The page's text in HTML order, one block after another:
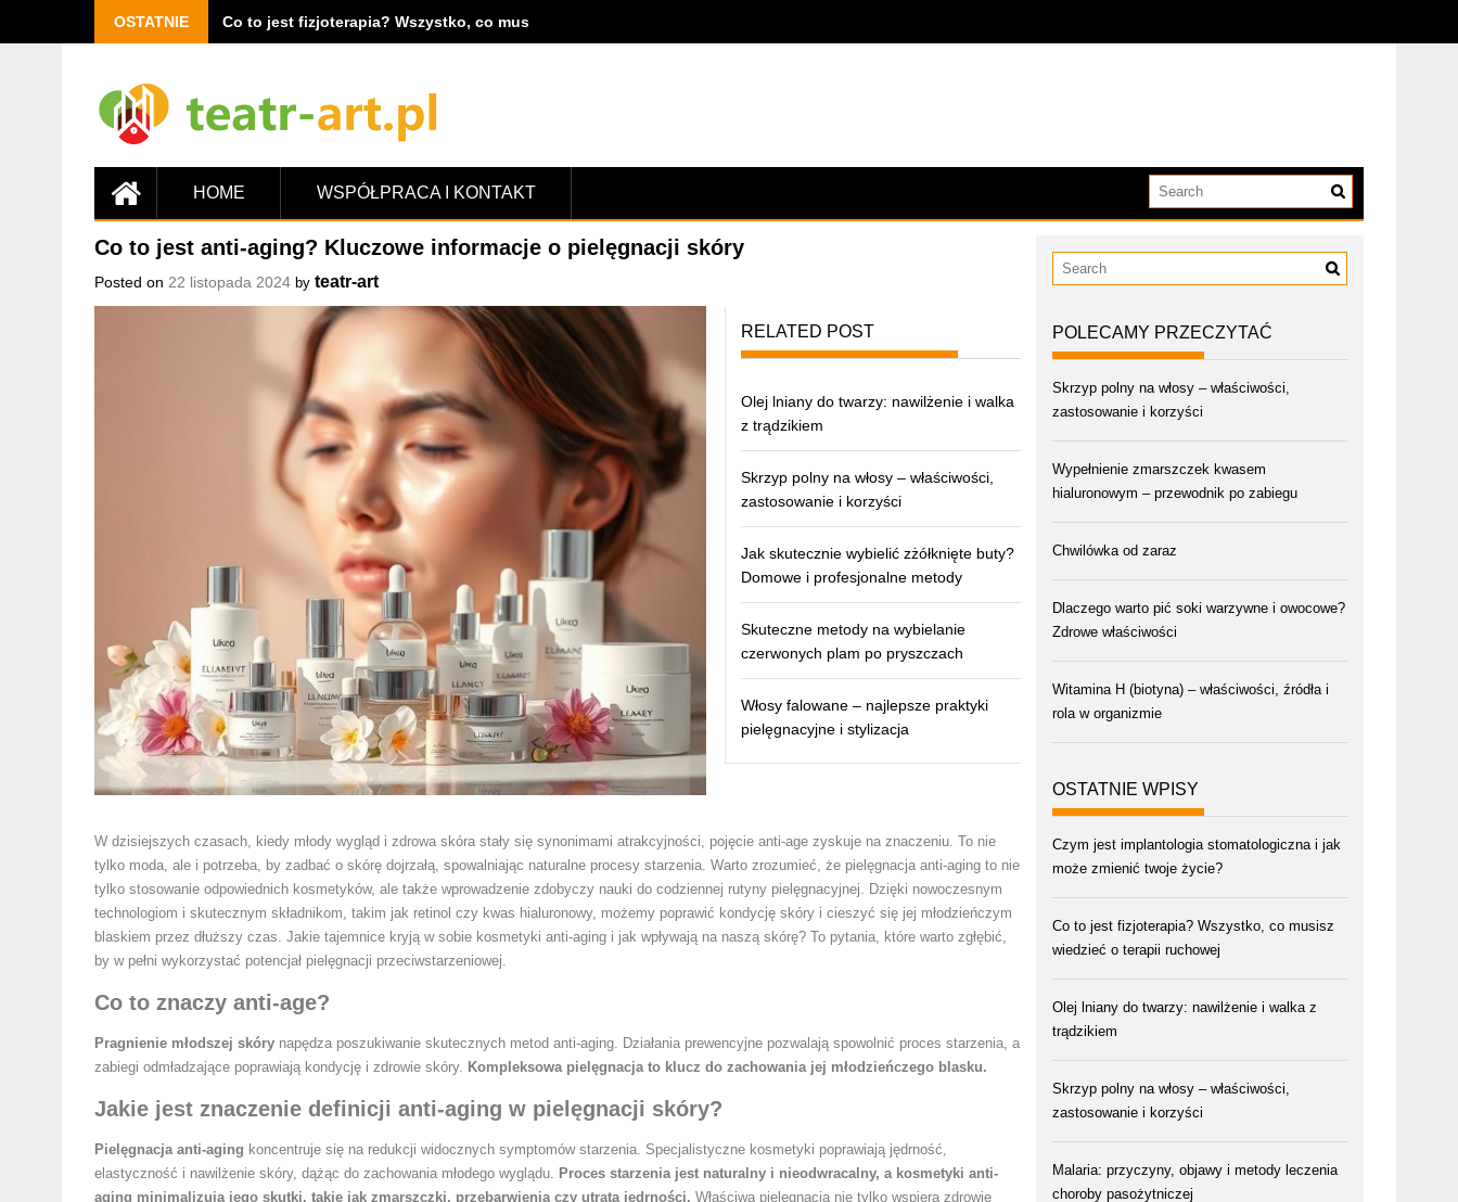
OSTATNIE Co to jest fizjoterapia? Wszystko, co musisz wiedzieć o terapii ruchowej
HOME WSPÓŁPRACA I KONTAKT
Co to jest anti-aging? Kluczowe informacje o pielęgnacji skóry
Posted on 22 listopada 2024 by teatr-art
RELATED POST
Olej lniany do twarzy: nawilżenie i walka
z trądzikiem
Skrzyp polny na włosy – właściwości,
zastosowanie i korzyści
Jak skutecznie wybielić zżółknięte buty?
Domowe i profesjonalne metody
Skuteczne metody na wybielanie
czerwonych plam po pryszczach
Włosy falowane – najlepsze praktyki
pielęgnacyjne i stylizacja
W dzisiejszych czasach, kiedy młody wygląd i zdrowa skóra stały się synonimami atrakcyjności, pojęcie anti-age zyskuje na znaczeniu. To nie
tylko moda, ale i potrzeba, by zadbać o skórę dojrzałą, spowalniając naturalne procesy starzenia. Warto zrozumieć, że pielęgnacja anti-aging to nie
tylko stosowanie odpowiednich kosmetyków, ale także wprowadzenie zdobyczy nauki do codziennej rutyny pielęgnacyjnej. Dzięki nowoczesnym
technologiom i skutecznym składnikom, takim jak retinol czy kwas hialuronowy, możemy poprawić kondycję skóry i cieszyć się jej młodzieńczym
blaskiem przez dłuższy czas. Jakie tajemnice kryją w sobie kosmetyki anti-aging i jak wpływają na naszą skórę? To pytania, które warto zgłębić,
by w pełni wykorzystać potencjał pielęgnacji przeciwstarzeniowej.
Co to znaczy anti-age?
Pragnienie młodszej skóry napędza poszukiwanie skutecznych metod anti-aging. Działania prewencyjne pozwalają spowolnić proces starzenia, a
zabiegi odmładzające poprawiają kondycję i zdrowie skóry. Kompleksowa pielęgnacja to klucz do zachowania jej młodzieńczego blasku.
Jakie jest znaczenie definicji anti-aging w pielęgnacji skóry?
Pielęgnacja anti-aging koncentruje się na redukcji widocznych symptomów starzenia. Specjalistyczne kosmetyki poprawiają jędrność,
elastyczność i nawilżenie skóry, dążąc do zachowania młodego wyglądu. Proces starzenia jest naturalny i nieodwracalny, a kosmetyki anti-
aging minimalizują jego skutki, takie jak zmarszczki, przebarwienia czy utrata jędrności. Właściwa pielęgnacja nie tylko wspiera zdrowie
POLECAMY PRZECZYTAĆ
Skrzyp polny na włosy – właściwości,
zastosowanie i korzyści
Wypełnienie zmarszczek kwasem
hialuronowym – przewodnik po zabiegu
Chwilówka od zaraz
Dlaczego warto pić soki warzywne i owocowe?
Zdrowe właściwości
Witamina H (biotyna) – właściwości, źródła i
rola w organizmie
OSTATNIE WPISY
Czym jest implantologia stomatologiczna i jak
może zmienić twoje życie?
Co to jest fizjoterapia? Wszystko, co musisz
wiedzieć o terapii ruchowej
Olej lniany do twarzy: nawilżenie i walka z
trądzikiem
Skrzyp polny na włosy – właściwości,
zastosowanie i korzyści
Malaria: przyczyny, objawy i metody leczenia
choroby pasożytniczej